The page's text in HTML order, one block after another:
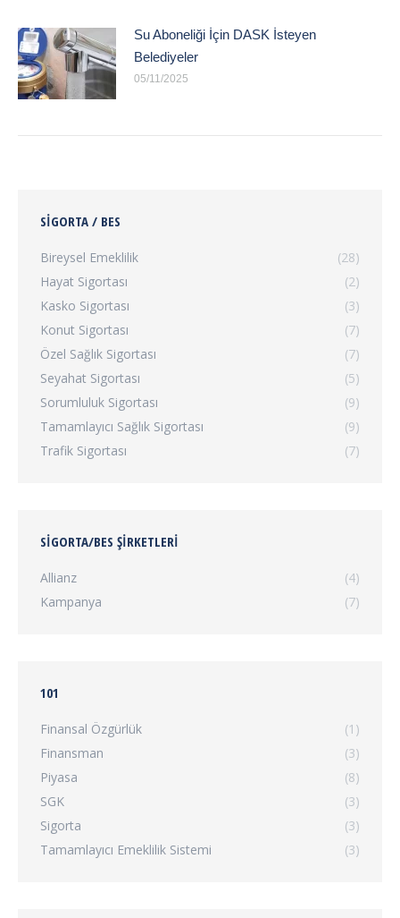
Su Aboneliği İçin DASK İsteyen
Belediyeler
05/11/2025
SIGORTA / BES
Bireysel Emeklilik
(28)
Hayat Sigortası
(2)
Kasko Sigortası
(3)
Konut Sigortası
(7)
Özel Sağlık Sigortası
(7)
Seyahat Sigortası
(5)
Sorumluluk Sigortası
(9)
Tamamlayıcı Sağlık Sigortası
(9)
Trafik Sigortası
(7)
SIGORTA/BES ŞIRKETLERI
Allianz
(4)
Kampanya
(7)
101
Finansal Özgürlük
(1)
Finansman
(3)
Piyasa
(8)
SGK
(3)
Sigorta
(3)
Tamamlayıcı Emeklilik Sistemi
(3)